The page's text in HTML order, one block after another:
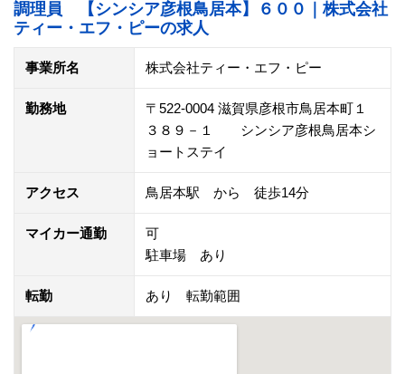
調理員 【シンシア彦根鳥居本】６００｜株式会社
ティー・エフ・ピーの求人
事業所名 株式会社ティー・エフ・ピー
勤務地
〒522-0004 滋賀県彦根市鳥居本町１
３８９－１ シンシア彦根鳥居本シ
ョートステイ
アクセス 鳥居本駅 から 徒歩14分
マイカー通勤
可
駐車場 あり
転勤 あり 転勤範囲